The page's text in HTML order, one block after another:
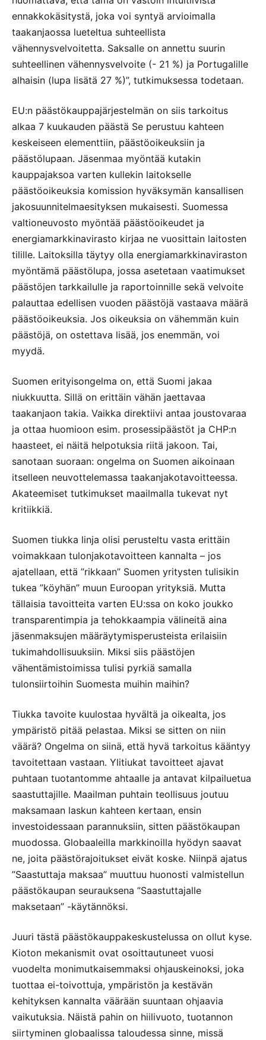
ennakkokäsitystä, joka voi syntyä arvioimalla
taakanjaossa lueteltua suhteellista
vähennysvelvoitetta. Saksalle on annettu suurin
suhteellinen vähennysvelvoite (- 21 %) ja Portugalille
alhaisin (lupa lisätä 27 %)”, tutkimuksessa todetaan.
EU:n päästökauppajärjestelmän on siis tarkoitus
alkaa 7 kuukauden päästä Se perustuu kahteen
keskeiseen elementtiin, päästöoikeuksiin ja
päästölupaan. Jäsenmaa myöntää kutakin
kauppajaksoa varten kullekin laitokselle
päästöoikeuksia komission hyväksymän kansallisen
jakosuunnitelmaesityksen mukaisesti. Suomessa
valtioneuvosto myöntää päästöoikeudet ja
energiamarkkinavirasto kirjaa ne vuosittain laitosten
tilille. Laitoksilla täytyy olla energiamarkkinaviraston
myöntämä päästölupa, jossa asetetaan vaatimukset
päästöjen tarkkailulle ja raportoinnille sekä velvoite
palauttaa edellisen vuoden päästöjä vastaava määrä
päästöoikeuksia. Jos oikeuksia on vähemmän kuin
päästöjä, on ostettava lisää, jos enemmän, voi
myydä.
Suomen erityisongelma on, että Suomi jakaa
niukkuutta. Sillä on erittäin vähän jaettavaa
taakanjaon takia. Vaikka direktiivi antaa joustovaraa
ja ottaa huomioon esim. prosessipäästöt ja CHP:n
haasteet, ei näitä helpotuksia riitä jakoon. Tai,
sanotaan suoraan: ongelma on Suomen aikoinaan
itselleen neuvottelemassa taakanjakotavoitteessa.
Akateemiset tutkimukset maailmalla tukevat nyt
kritiikkiä.
Suomen tiukka linja olisi perusteltu vasta erittäin
voimakkaan tulonjakotavoitteen kannalta – jos
ajatellaan, että ”rikkaan” Suomen yritysten tulisikin
tukea ”köyhän” muun Euroopan yrityksiä. Mutta
tällaisia tavoitteita varten EU:ssa on koko joukko
transparentimpia ja tehokkaampia välineitä aina
jäsenmaksujen määräytymisperusteista erilaisiin
tukimahdollisuuksiin. Miksi siis päästöjen
vähentämistoimissa tulisi pyrkiä samalla
tulonsiirtoihin Suomesta muihin maihin?
Tiukka tavoite kuulostaa hyvältä ja oikealta, jos
ympäristö pitää pelastaa. Miksi se sitten on niin
väärä? Ongelma on siinä, että hyvä tarkoitus kääntyy
tavoitettaan vastaan. Ylitiukat tavoitteet ajavat
puhtaan tuotantomme ahtaalle ja antavat kilpailuetua
saastuttajille. Maailman puhtain teollisuus joutuu
maksamaan laskun kahteen kertaan, ensin
investoidessaan parannuksiin, sitten päästökaupan
muodossa. Globaaleilla markkinoilla hyödyn saavat
ne, joita päästörajoitukset eivät koske. Niinpä ajatus
”Saastuttaja maksaa” muuttuu huonosti valmistellun
päästökaupan seurauksena ”Saastuttajalle
maksetaan” -käytännöksi.
Juuri tästä päästökauppakeskustelussa on ollut kyse.
Kioton mekanismit ovat osoittautuneet vuosi
vuodelta monimutkaisemmaksi ohjauskeinoksi, joka
tuottaa ei-toivottuja, ympäristön ja kestävän
kehityksen kannalta väärään suuntaan ohjaavia
vaikutuksia. Näistä pahin on hiilivuoto, tuotannon
siirtyminen globaalissa taloudessa sinne, missä